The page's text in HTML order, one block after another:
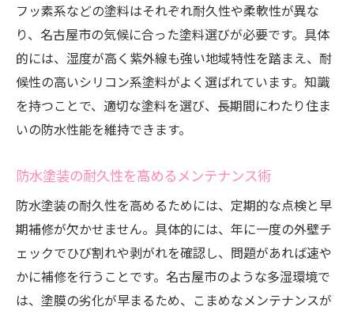
フッ素系などの塗料はそれぞれ耐久性や柔軟性が異な
り、名古屋市の気候に合った塗料選びが必要です。具体
的には、湿度が高く紫外線も強い地域特性を踏まえ、耐
候性の高いシリコン系塗料がよく選ばれています。知識
を持つことで、適切な塗料を選び、長期間にわたり住ま
いの防水性能を維持できます。
防水塗装の耐久性を高めるメンテナンス術
防水塗装の耐久性を高めるためには、定期的な点検と早
期補修が欠かせません。具体的には、年に一度の外壁チ
ェックでひび割れや剥がれを確認し、問題があれば速や
かに補修を行うことです。名古屋市のような多湿環境で
は、塗膜の劣化が早まるため、こまめなメンテナンスが